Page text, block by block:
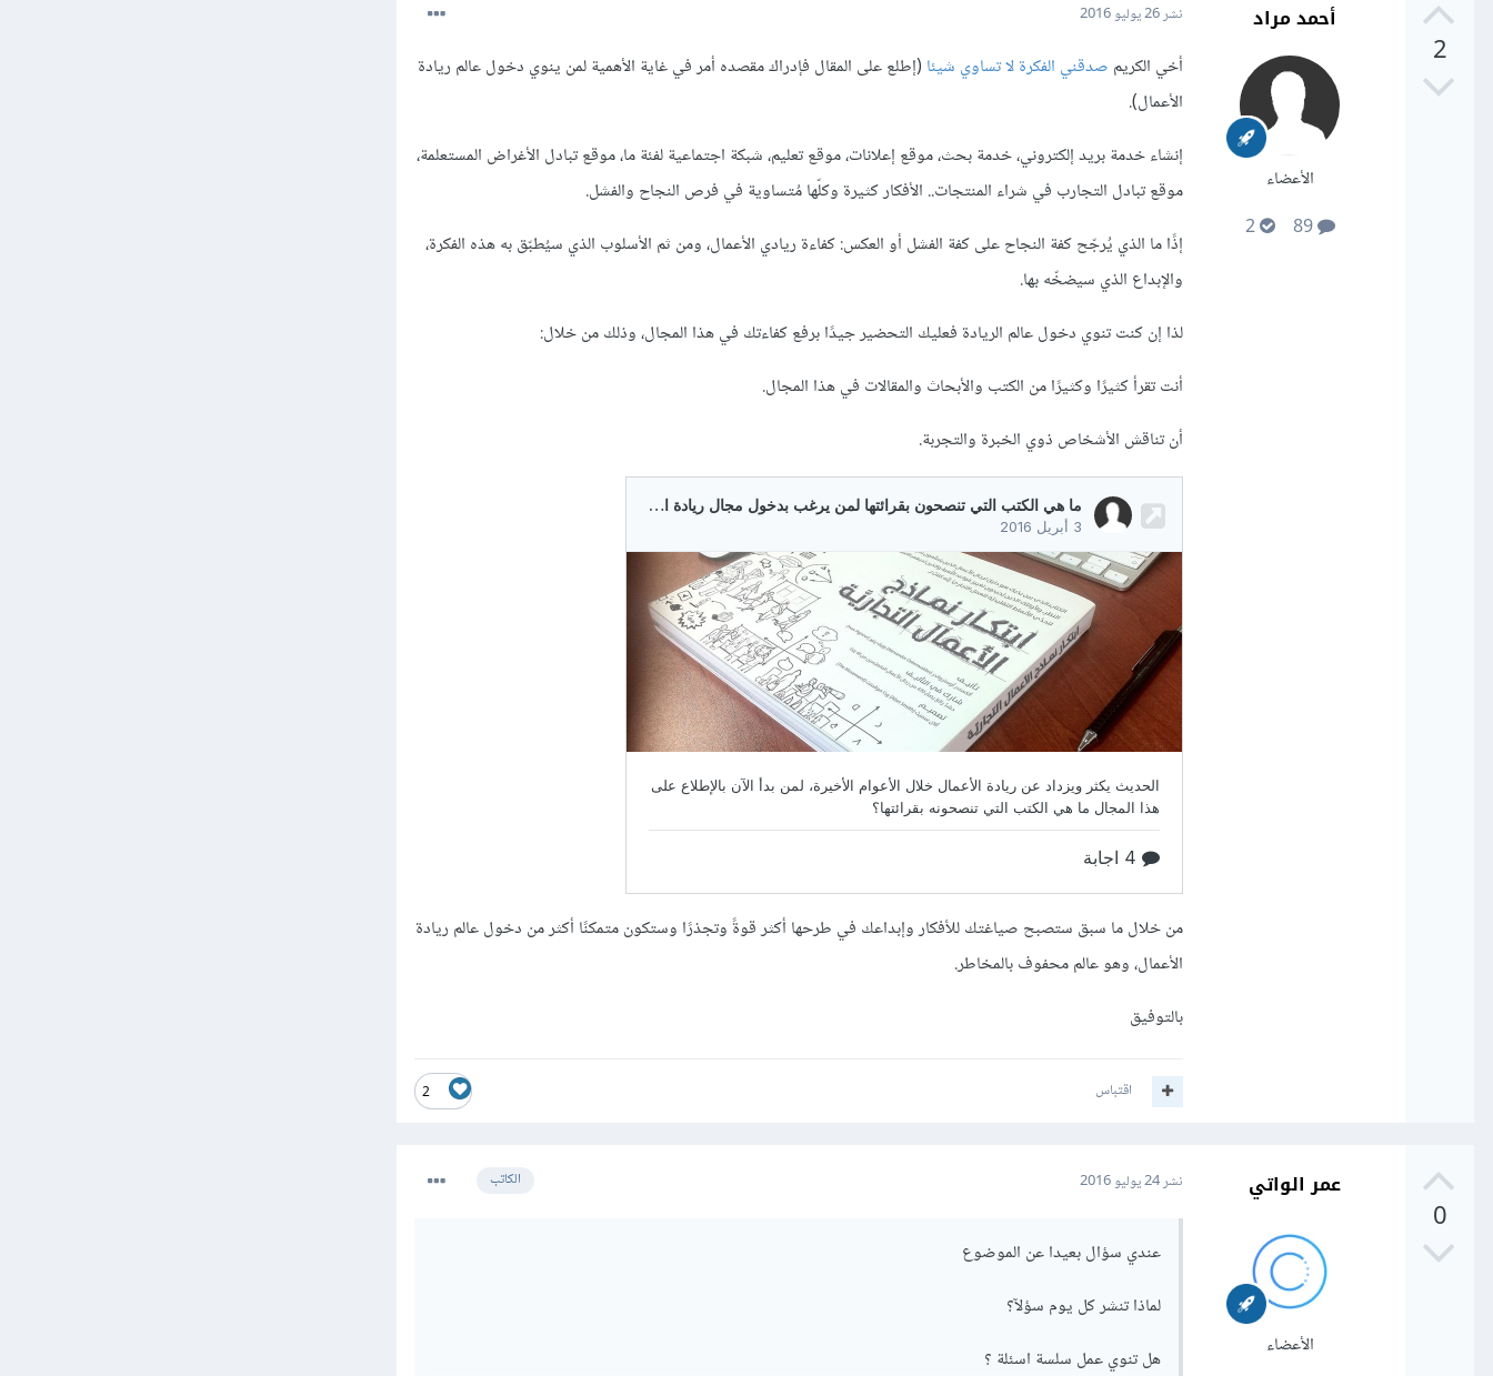
2
أحمد مراد
الأعضاء
89
2
نشر26 يوليو 2016
أخي الكريم صدقني الفكرة لا تساوي شيئا (إطلع على المقال فإدراك مقصده أمر في غاية الأهمية لمن ينوي دخول عالم ريادة
الأعمال).
إنشاء خدمة بريد إلكتروني، خدمة بحث، موقع إعلانات، موقع تعليم، شبكة اجتماعية لفئة ما، موقع تبادل الأغراض المستعلمة،
موقع تبادل التجارب في شراء المنتجات.. الأفكار كثيرة وكلّها مُتساوية في فرص النجاح والفشل.
إذًا ما الذي يُرجّح كفة النجاح على كفة الفشل أو العكس: كفاءة ريادي الأعمال، ومن ثم الأسلوب الذي سيُطبّق به هذه الفكرة،
والإبداع الذي سيضخّه بها.
لذا إن كنت تنوي دخول عالم الريادة فعليك التحضير جيدًا برفع كفاءتك في هذا المجال، وذلك من خلال:
أنت تقرأ كثيرًا وكثيرًا من الكتب والأبحاث والمقالات في هذا المجال.
أن تناقش الأشخاص ذوي الخبرة والتجربة.
من خلال ما سبق ستصبح صياغتك للأفكار وإبداعك في طرحها أكثر قوةً وتجذرًا وستكون متمكنًا أكثر من دخول عالم ريادة
الأعمال، وهو عالم محفوف بالمخاطر.
بالتوفيق
2 اقتباس
0
عمر الواتي
الأعضاء
الكاتب نشر24 يوليو 2016
عندي سؤال بعيدا عن الموضوع
لماذا تنشر كل يوم سؤلآ؟
هل تنوي عمل سلسة اسئلة ؟